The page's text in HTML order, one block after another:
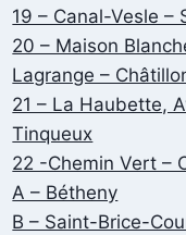
19 – Canal-Vesle –
20 – Maison
Lagrange –
21 – La Haubette,
Tinqueux
22 -Chemin Vert –
A – Bétheny
B – Saint-Brice-